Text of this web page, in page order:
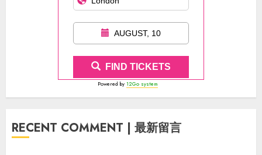
AUGUST, 10
FIND TICKETS
Powered by 12Go system
RECENT COMMENT | 最新留言